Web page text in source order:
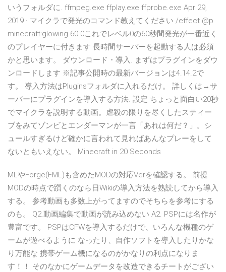
いうフォルダに. ffmpeg.exe ffplay.exe ffprobe.exe Apr 29,
2019 · マイクラで発光のコマンド教えてください /effect @p
minecraft:glowing 60 0これでレベル0の60秒間発光が一番近く
のプレイヤーに付きます 長時間サーバーを起動する人は必須
かと思います。 ダウンロード・導入. まずはプラグインをダウ
ンロードします ※記事公開時の最新バージョンは4.14.2で
す。 導入方法はPluginsフォルダに入れるだけ。 詳しくは→サ
ーバーにプラグインを導入する方法. 設定 ちょっと面白い20秒
でマイクラを説明する動画。虐殺の限りを尽くしたスティー
ブをみてゾンビとエンダーマンが一言「あれは何だ？」。シ
ュールすぎるけど確かに言われて見ればあんなプレーをして
ないともいえない。 Minecraft in 20 Seconds
MLやForge(FML)も含めたMODの対応Verを確認する。 前提
MODの時点で躓くのなら日Wikiの導入方法を熟読してから導入
する。 参考動画も多数上がってますのでそちらを参考にする
のも。 Q2.動画編集で動画が読み込めない A2. PSPには名作が
豊富です。 PSPはCFWを導入するだけで、いろんな機種のゲ
ームが遊べるように なったり、自作ソフトを導入したりかな
り万能な 携帯ゲーム機になるのがかなりの利点になりま
す！！ そのなかにゲームデータを改造できるチートがござい